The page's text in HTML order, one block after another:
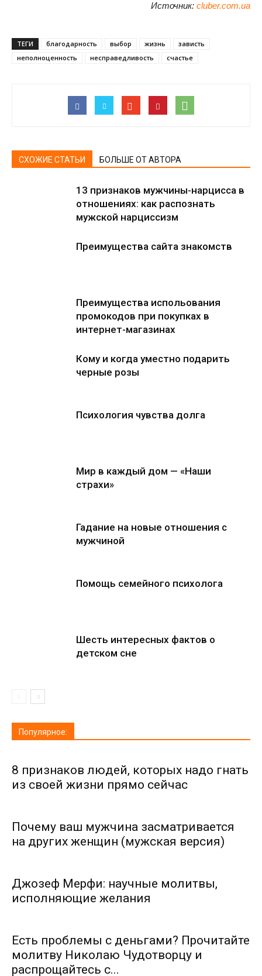
Источник: cluber.com.ua
ТЕГИ благодарность выбор жизнь
зависть
неполноценность
несправедливость счастье
СХОЖИЕ СТАТЬИ БОЛЬШЕ ОТ АВТОРА
13 признаков мужчины-нарцисса в
отношениях: как распознать
мужской нарциссизм
Преимущества сайта знакомств
Преимущества испольования
промокодов при покупках в
интернет-магазинах
Кому и когда уместно подарить
черные розы
Психология чувства долга
Мир в каждый дом — «Наши
страхи»
Гадание на новые отношения с
мужчиной
Помощь семейного психолога
Шесть интересных фактов о
детском сне
Популярное:
8 признаков людей, которых надо гнать
из своей жизни прямо сейчас
Почему ваш мужчина засматривается
на других женщин (мужская версия)
Джозеф Мерфи: научные молитвы,
исполняющие желания
Есть проблемы с деньгами? Прочитайте
молитву Николаю Чудотворцу и
распрощайтесь с...